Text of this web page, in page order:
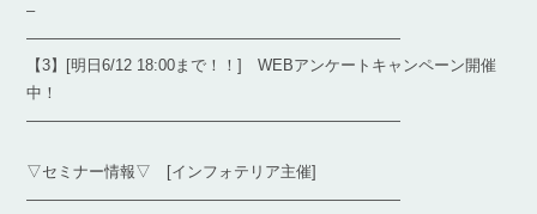
–
————————————————————————
【3】[明日6/12 18:00まで！！] WEBアンケートキャンペーン開催
中！
————————————————————————
▽セミナー情報▽ [インフォテリア主催]
————————————————————————